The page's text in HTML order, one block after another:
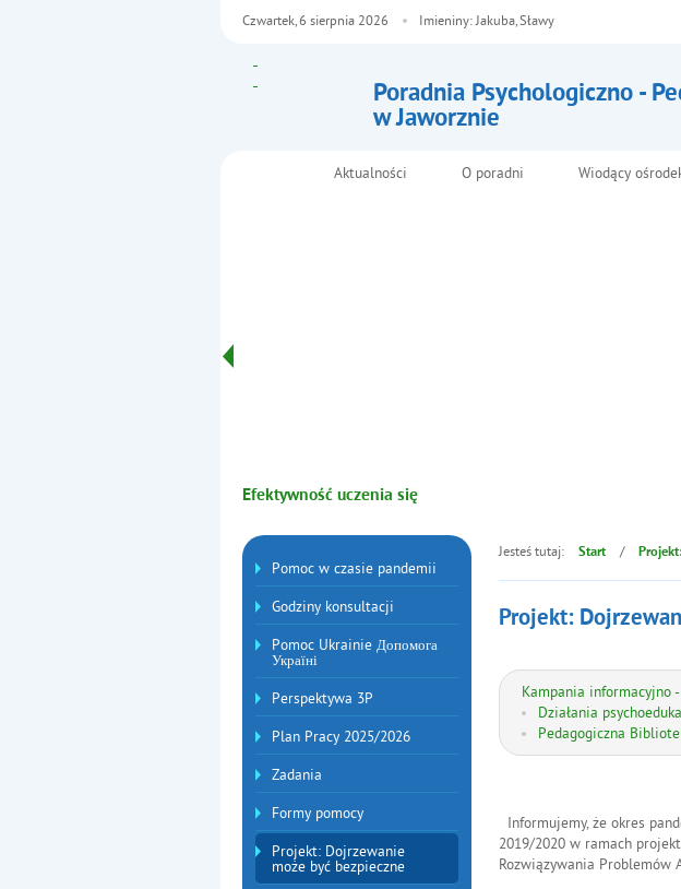
Poradnia Psychologiczno -
w Jaworznie
Czwartek, 6 sierpnia 2026 Imieniny: Jakuba, Sławy
Menu główneAktualności O poradni Wiodący
Efektywność uczenia się
Menu dodatkowe
Pomoc w czasie pandemii
Godziny konsultacji
Pomoc Ukrainie Допомога
Україні
Perspektywa 3P
Plan Pracy 2025/2026
Zadania
Formy pomocy
Projekt: Dojrzewanie
może być bezpieczne
Jesteś tutaj: Start /
Projekt:
Kampania informacyjno
Działania
Pedagogiczna
Informujemy, że okres
2019/2020 w ramach
Rozwiązywania Problemów